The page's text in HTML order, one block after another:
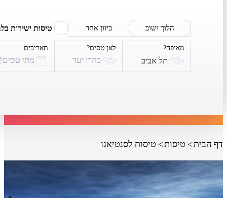
בחו"ל
השכרת
רכב
הלוך ושוב כיוון אחד טיסות ישירות
מאיפה?
תל אביב
לאן טסים?
בחרו יעד
תאריכים
מתי
דף הבית טיסות טיסות לסנטיאגו